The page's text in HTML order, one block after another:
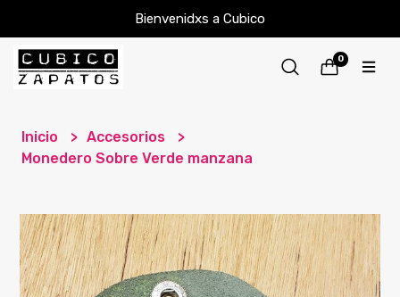
Bienvenidxs a Cubico
0
Inicio
Accesorios
Monedero Sobre Verde manzana